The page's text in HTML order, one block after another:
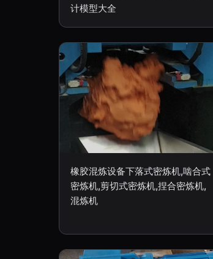
计模型大全
橡胶混炼设备下落式密炼机,啮合式
密炼机,剪切式密炼机,捏合密炼机,
混炼机